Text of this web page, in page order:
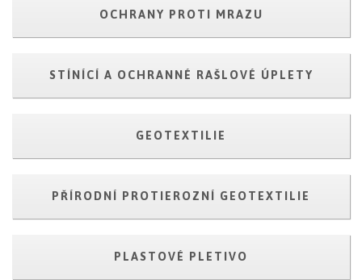
OCHRANY PROTI MRAZU
STÍNÍCÍ A OCHRANNÉ RAŠLOVÉ ÚPLETY
GEOTEXTILIE
PŘÍRODNÍ PROTIEROZNÍ GEOTEXTILIE
PLASTOVÉ PLETIVO